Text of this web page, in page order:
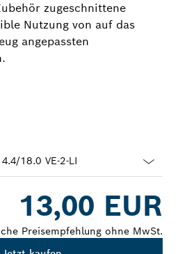
zugeschnittene
Nutzung von auf das
angepassten
13,00 EUR
Preisempfehlung ohne MwSt.